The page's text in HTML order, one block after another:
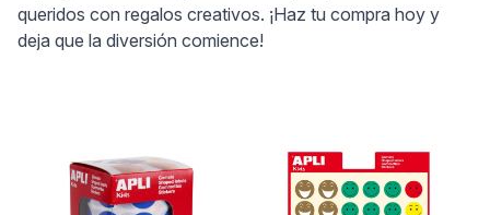
queridos con regalos creativos. ¡Haz tu compra hoy y
deja que la diversión comience!